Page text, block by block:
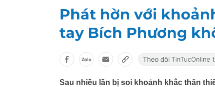
Phát hờn với
tay Bích Phương
Sau nhiều lần bị soi khoảnh khắc thân